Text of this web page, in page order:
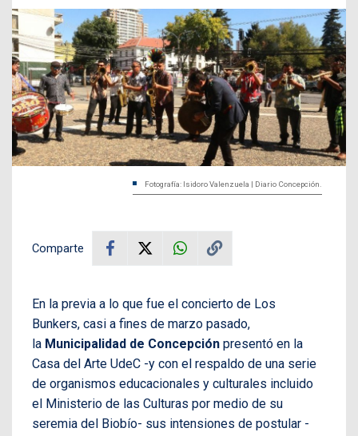
Fotografía: Isidoro Valenzuela | Diario Concepción.
Comparte
En la previa a lo que fue el concierto de Los
Bunkers, casi a fines de marzo pasado,
la Municipalidad de Concepción presentó en la
Casa del Arte UdeC -y con el respaldo de una serie
de organismos educacionales y culturales incluido
el Ministerio de las Culturas por medio de su
seremia del Biobío- sus intensiones de postular -